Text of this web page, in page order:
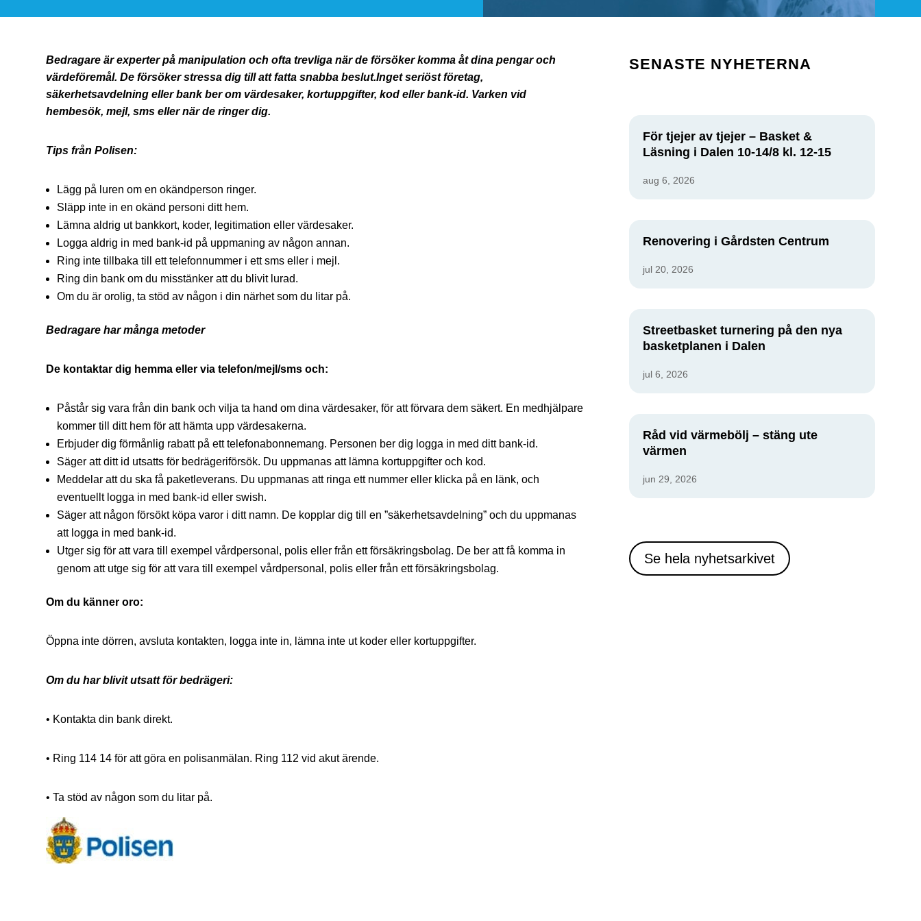
Bedragare är experter på manipulation och ofta trevliga när de försöker komma åt dina pengar och
värdeföremål. De försöker stressa dig till att fatta snabba beslut.Inget seriöst företag,
säkerhetsavdelning eller bank ber om värdesaker, kortuppgifter, kod eller bank-id. Varken vid
hembesök, mejl, sms eller när de ringer dig.
Tips från Polisen:
Lägg på luren om en okändperson ringer.
Släpp inte in en okänd personi ditt hem.
Lämna aldrig ut bankkort, koder, legitimation eller värdesaker.
Logga aldrig in med bank-id på uppmaning av någon annan.
Ring inte tillbaka till ett telefonnummer i ett sms eller i mejl.
Ring din bank om du misstänker att du blivit lurad.
Om du är orolig, ta stöd av någon i din närhet som du litar på.
Bedragare har många metoder
De kontaktar dig hemma eller via telefon/mejl/sms och:
Påstår sig vara från din bank och vilja ta hand om dina värdesaker, för att förvara dem säkert. En medhjälpare
kommer till ditt hem för att hämta upp värdesakerna.
Erbjuder dig förmånlig rabatt på ett telefonabonnemang. Personen ber dig logga in med ditt bank-id.
Säger att ditt id utsatts för bedrägeriförsök. Du uppmanas att lämna kortuppgifter och kod.
Meddelar att du ska få paketleverans. Du uppmanas att ringa ett nummer eller klicka på en länk, och
eventuellt logga in med bank-id eller swish.
Säger att någon försökt köpa varor i ditt namn. De kopplar dig till en ”säkerhetsavdelning” och du uppmanas
att logga in med bank-id.
Utger sig för att vara till exempel vårdpersonal, polis eller från ett försäkringsbolag. De ber att få komma in
genom att utge sig för att vara till exempel vårdpersonal, polis eller från ett försäkringsbolag.
Om du känner oro:
Öppna inte dörren, avsluta kontakten, logga inte in, lämna inte ut koder eller kortuppgifter.
Om du har blivit utsatt för bedrägeri:
• Kontakta din bank direkt.
• Ring 114 14 för att göra en polisanmälan. Ring 112 vid akut ärende.
• Ta stöd av någon som du litar på.
SENASTE NYHETERNA
För tjejer av tjejer – Basket &
Läsning i Dalen 10-14/8 kl. 12-15
aug 6, 2026
Renovering i Gårdsten Centrum
jul 20, 2026
Streetbasket turnering på den nya
basketplanen i Dalen
jul 6, 2026
Råd vid värmebölj – stäng ute
värmen
jun 29, 2026
Se hela nyhetsarkivet